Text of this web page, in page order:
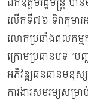
លើកទី៧៦ ទិវាកុមា
លោកប្រឆាំងពលកម្ម
ក្រោមប្រធានបទ “ប
អភិវឌ្ឍធនធានមនុស្
ការងារសមរម្យសម្រ